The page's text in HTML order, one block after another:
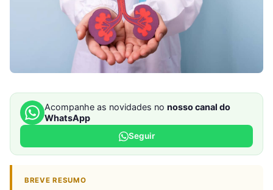
Acompanhe as novidades no nosso canal do
WhatsApp
Seguir
BREVE RESUMO